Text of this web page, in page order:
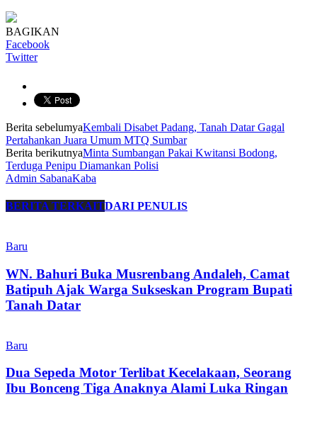
BAGIKAN
Facebook
Twitter
Berita sebelumyaKembali Disabet Padang, Tanah Datar Gagal
Pertahankan Juara Umum MTQ Sumbar
Berita berikutnyaMinta Sumbangan Pakai Kwitansi Bodong,
Terduga Penipu Diamankan Polisi
Admin SabanaKaba
BERITA TERKAITDARI PENULIS
Baru
WN. Bahuri Buka Musrenbang Andaleh, Camat
Batipuh Ajak Warga Sukseskan Program Bupati
Tanah Datar
Baru
Dua Sepeda Motor Terlibat Kecelakaan, Seorang
Ibu Bonceng Tiga Anaknya Alami Luka Ringan